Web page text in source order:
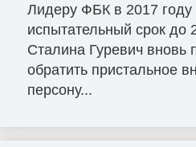
Лидеру ФБК в 2017
испытательный срок до
Сталина Гуревич вновь
обратить пристальное
персону...